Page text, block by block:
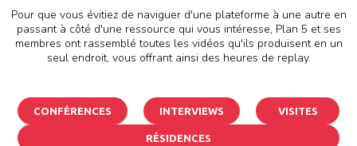
Interviews
Visites
Pour que vous évitiez de naviguer d'une plateforme à une autre en
passant à côté d'une ressource qui vous intéresse, Plan 5 et ses
membres ont rassemblé toutes les vidéos qu'ils produisent en un
seul endroit, vous offrant ainsi des heures de replay.
CONFÉRENCES INTERVIEWS VISITES
RÉSIDENCES